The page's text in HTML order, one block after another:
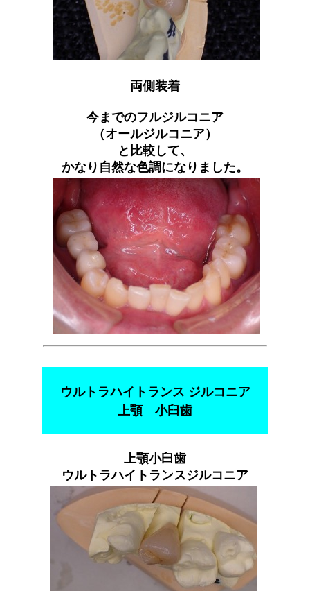
両側装着
今までのフルジルコニア
（オールジルコニア）
と比較して、
かなり自然な色調になりました。
ウルトラハイトランス ジルコニア
上顎 小臼歯
上顎小臼歯
ウルトラハイトランスジルコニア